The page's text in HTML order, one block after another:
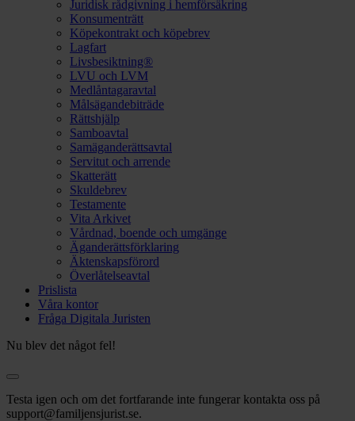
Juridisk rådgivning i hemförsäkring
Konsumenträtt
Köpekontrakt och köpebrev
Lagfart
Livsbesiktning®
LVU och LVM
Medlåntagaravtal
Målsägandebiträde
Rättshjälp
Samboavtal
Samäganderättsavtal
Servitut och arrende
Skatterätt
Skuldebrev
Testamente
Vita Arkivet
Vårdnad, boende och umgänge
Äganderättsförklaring
Äktenskapsförord
Överlåtelseavtal
Prislista
Våra kontor
Fråga Digitala Juristen
Nu blev det något fel!
Testa igen och om det fortfarande inte fungerar kontakta oss på
support@familjensjurist.se.